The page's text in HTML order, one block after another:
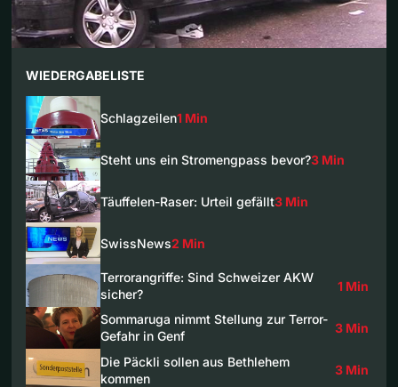
WIEDERGABELISTE
Schlagzeilen1 Min
Steht uns ein Stromengpass bevor?3 Min
Täuffelen-Raser: Urteil gefällt3 Min
SwissNews2 Min
Terrorangriffe: Sind Schweizer AKW
sicher?
1 Min
Sommaruga nimmt Stellung zur Terror-
Gefahr in Genf
3 Min
Die Päckli sollen aus Bethlehem
kommen
3 Min